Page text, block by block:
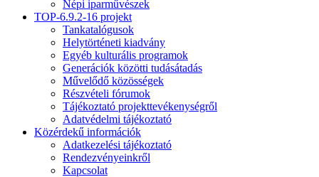
Népi iparművészek
TOP-6.9.2-16 projekt
Tankatalógusok
Helytörténeti kiadvány
Egyéb kulturális programok
Generációk közötti tudásátadás
Művelődő közösségek
Részvételi fórumok
Tájékoztató projekttevékenységről
Adatvédelmi tájékoztató
Közérdekű információk
Adatkezelési tájékoztató
Rendezvényeinkről
Kapcsolat